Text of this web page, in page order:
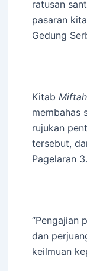
ratusan
pasaran
Gedung
Kitab
membahas
rujukan
tersebut,
Pagelaran 3.
“Pengajian
dan
keilmuan